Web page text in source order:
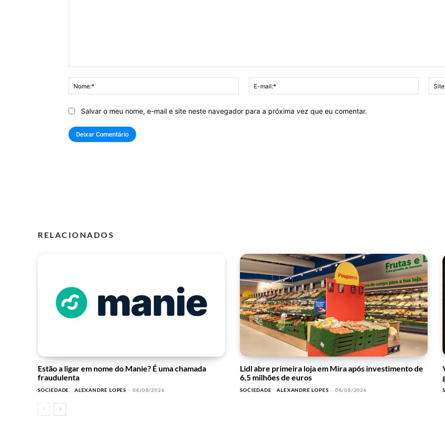
Nome:*
mail:*
Salvar o meu nome, e-mail e site neste navegador para a próxima vez que eu comentar.
RELACIONADOS
Estão a ligar em nome do Manie? É uma chamada
fraudulenta
SOCIEDADE ALEXANDRE LOPES - 06/08/2026
Lidl abre primeira loja em Mira após investimento de
6,5 milhões de euros
SOCIEDADE ALEXANDRE LOPES - 06/08/2026